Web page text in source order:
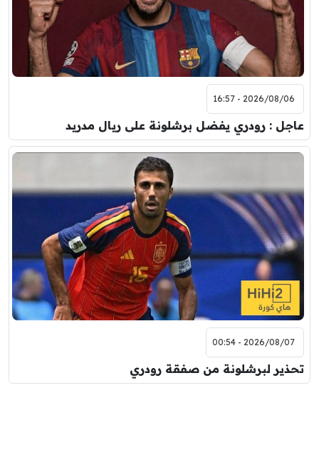
2026/08/06 - 16:57
عاجل : رودري يفضل برشلونة على ريال مدريد
2026/08/07 - 00:54
تحذير لبرشلونة من صفقة رودري